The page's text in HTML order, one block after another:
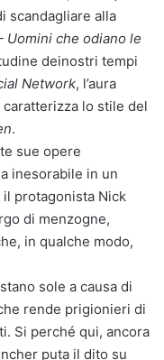
scandagliare alla
Uomini che odiano le
deinostri tempi
Network, l’aura
lo stile del
.
sue opere
inesorabile in un
protagonista Nick
di menzogne,
in qualche modo,
sole a causa di
rende prigionieri di
Si perché qui, ancora
puta il dito su